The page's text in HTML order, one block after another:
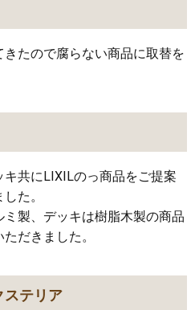
きたので腐らない商品に取替を
共にLIXILのっ商品をご提案
た。
製、デッキは樹脂木製の商品
だきました。
テリア